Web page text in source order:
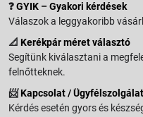
❓GYIK – Gyakori kérdések
Válaszok a leggyakoribb
📐 Kerékpár méret választó
Segítünk kiválasztani a
felnőtteknek.
📨Kapcsolat / Ügyfélszolgálat
Kérdés esetén gyors és